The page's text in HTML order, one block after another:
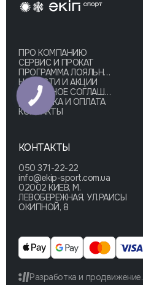
ПРО КОМПАНИЮ
СЕРВИС И ПРОКАТ
ПРОГРАММА ЛОЯЛЬНОСТИ
НОВОСТИ И АКЦИИ
ПУБЛИЧНОЕ СОГЛАШЕНИЕ
ДОСТАВКА И ОПЛАТА
КОНТАКТЫ
КОНТАКТЫ
050 371-22-22
info@ekip-sport.com.ua
02002 КИЕВ, М.
ЛЕВОБЕРЕЖНАЯ, УЛ.РАИСЫ
ОКИПНОЙ, 8
Разработка и продвижение.